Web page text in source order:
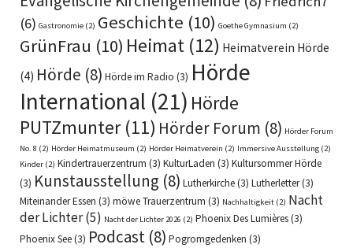
(6) Gastronomie (2) Geschichte (10) Goethe Gymnasium (2)
GrünFrau (10) Heimat (12) Heimatverein Hörde
(4) Hörde (8) Hörde im Radio (3) Hörde
International (21) Hörde
PUTZmunter(11) Hörder Forum (8) Hörder Forum
No. 8 (2) Hörder Heimatmuseum (2) Hörder Heimatverein (2) Immersive Ausstellung (2)
Kinder (2) Kindertrauerzentrum (3) KulturLaden (3) Kultursommer Hörde
(3) Kunstausstellung (8) Lutherkirche(3) Lutherletter(3)
Miteinander Essen (3) möwe Trauerzentrum (3) Nachhaltigkeit (2) Nacht
der Lichter(5) Nacht der Lichter 2026 (2) Phoenix Des Lumières(3)
Phoenix See(3) Podcast (8) Pogromgedenken (3)